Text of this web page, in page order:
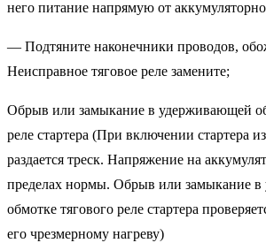
него питание напрямую от
— Подтяните наконечники проводов,
Неисправное тяговое реле замените;
Обрыв или замыкание в удерживающей
реле стартера (При включении стартера
раздается треск. Напряжение на
пределах нормы. Обрыв или замыкание
обмотке тягового реле стартера
его чрезмерному нагреву)